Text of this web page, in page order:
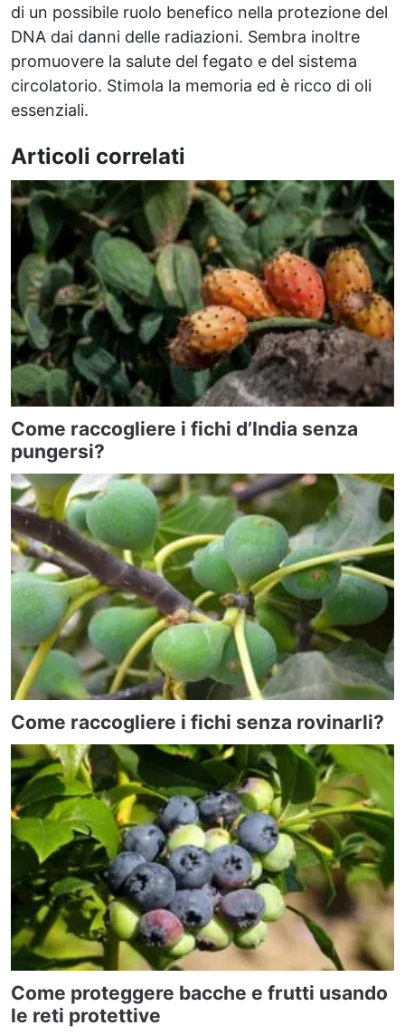
di un possibile ruolo benefico nella protezione del
DNA dai danni delle radiazioni. Sembra inoltre
promuovere la salute del fegato e del sistema
circolatorio. Stimola la memoria ed è ricco di oli
essenziali.
Articoli correlati
Come raccogliere i fichi d’India senza
pungersi?
Come raccogliere i fichi senza rovinarli?
Come proteggere bacche e frutti usando
le reti protettive